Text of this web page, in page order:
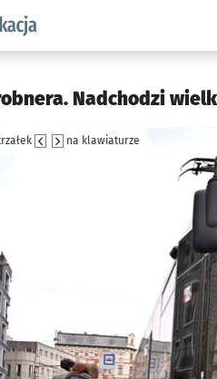
podserwis: Komunikacja
Nadchodzi
na klawiaturze